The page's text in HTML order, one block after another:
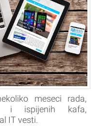
meseci rada,
i ispijenih kafa,
IT vesti.